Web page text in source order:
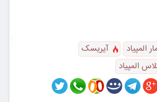
المپیاد
آیریسک
المپیاد